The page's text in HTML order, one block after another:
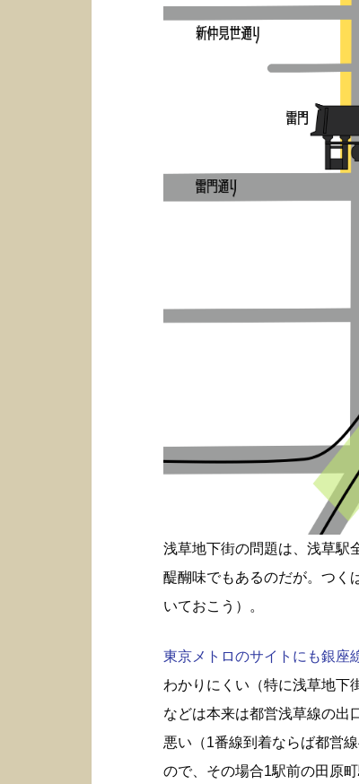
浅草地下街の問題は、浅草駅
醍醐味でもあるのだが。つく
いておこう）。
東京メトロのサイトにも銀座
わかりにくい（特に浅草地下
などは本来は都営浅草線の出
悪い（1番線到着ならば都営
ので、その場合1駅前の田原